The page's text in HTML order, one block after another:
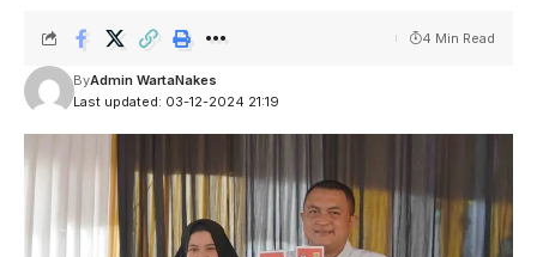
Last updated: 03-12-2024 21:19
ByAdmin WartaNakes
4 Min Read